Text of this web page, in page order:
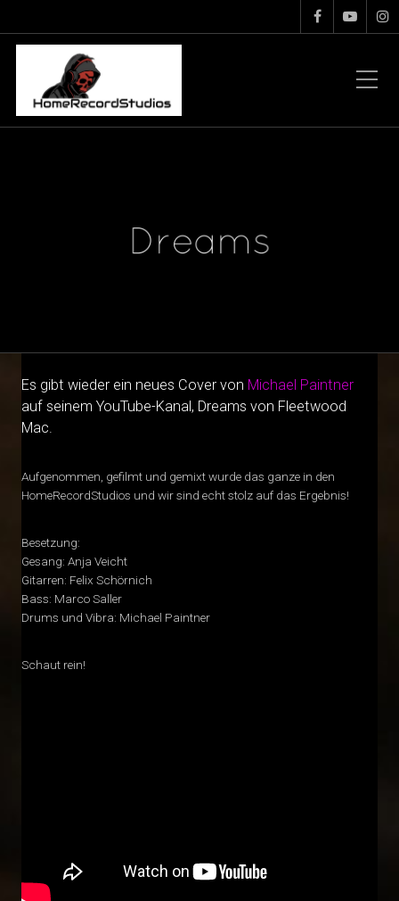
Es gibt wieder ein neues Cover von Michael Paintner
auf seinem YouTube-Kanal, Dreams von Fleetwood
Mac.
Aufgenommen, gefilmt und gemixt wurde das ganze in den
HomeRecordStudios und wir sind echt stolz auf das Ergebnis!
Besetzung:
Gesang: Anja Veicht
Gitarren: Felix Schörnich
Bass: Marco Saller
Drums und Vibra: Michael Paintner
Schaut rein!